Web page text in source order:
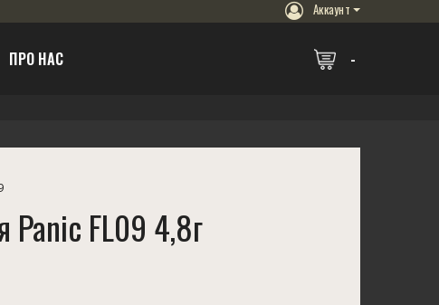
Аккаунт
ПРО НАС
Panic FL09 4,8г